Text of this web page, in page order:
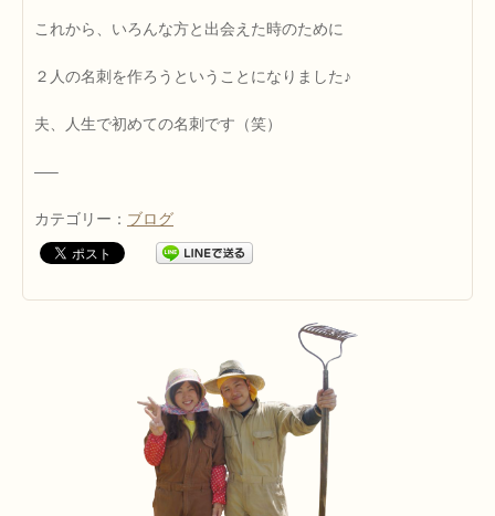
これから、いろんな方と出会えた時のために
２人の名刺を作ろうということになりました♪
夫、人生で初めての名刺です（笑）
—–
カテゴリー： ブログ